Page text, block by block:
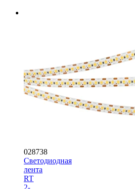
028738
Светодиодная
лента
RT
2-